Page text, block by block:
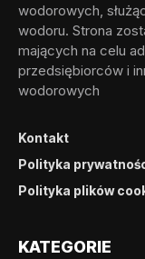
wodorowych,
wodoru. Strona
mających na celu
przedsiębiorców i
wodorowych
Kontakt
Polityka
Polityka plików
KATEGORIE